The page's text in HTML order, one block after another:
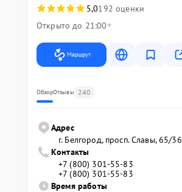
5,0192 оценки
Открыто до 21:00
Маршрут
ОбзорОтзывы 240
Адрес
г. Белгород, просп. Славы, 65/36
Контакты
+7 (800) 301-55-83
+7 (800) 301-55-83
Время работы